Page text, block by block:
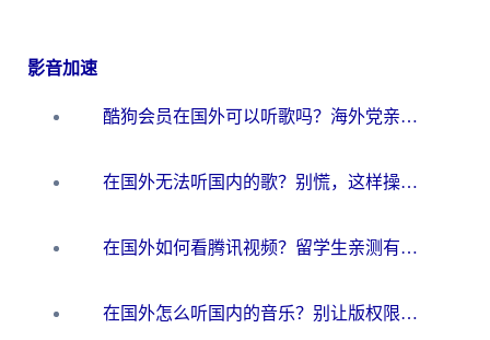
影音加速
酷狗会员在国外可以听歌吗？海外党亲测有效：3步解决音乐权限难题
在国外无法听国内的歌？别慌，这样操作就能畅听QQ音乐（附亲测加速器推荐）
在国外如何看腾讯视频？留学生亲测有效的回国加速方案
在国外怎么听国内的音乐？别让版权限制断了你的华语歌单